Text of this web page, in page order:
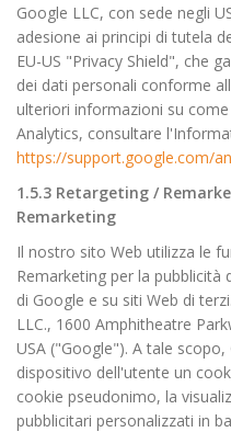
Google LLC, con sede negli
adesione ai principi di tutela
EU-US "Privacy Shield", che
dei dati personali conforme
ulteriori informazioni su
Analytics, consultare
https://support.google.com/
1.5.3 Retargeting /
Remarketing
Il nostro sito Web utilizza le
Remarketing per la
di Google e su siti Web di
LLC., 1600 Amphitheatre
USA ("Google"). A tale
dispositivo dell'utente un
cookie pseudonimo, la
pubblicitari personalizzati in